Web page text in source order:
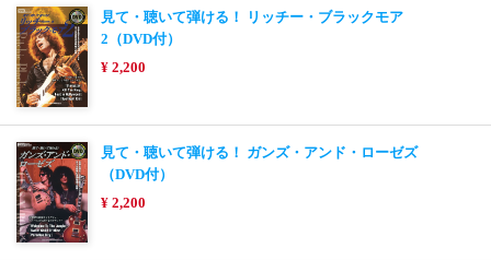
見て・聴いて弾ける！ リッチー・ブラックモア
2（DVD付）
¥ 2,200
見て・聴いて弾ける！ ガンズ・アンド・ローゼズ
（DVD付）
¥ 2,200